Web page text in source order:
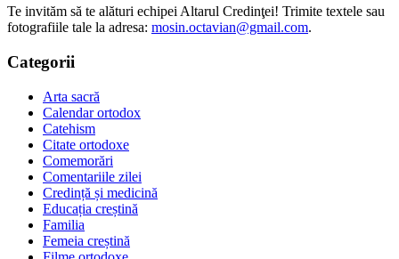
Te invităm să te alături echipei Altarul Credinţei! Trimite textele sau
fotografiile tale la adresa: mosin.octavian@gmail.com.
Categorii
Arta sacră
Calendar ortodox
Catehism
Citate ortodoxe
Comemorări
Comentariile zilei
Credință și medicină
Educația creștină
Familia
Femeia creștină